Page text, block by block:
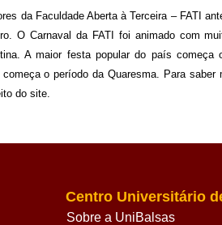
da Faculdade Aberta à Terceira – FATI
O Carnaval da FATI foi animado com
A maior festa popular do país
começa o período da Quaresma. Para
do site.
Centro Universitário
Sobre a UniBalsas